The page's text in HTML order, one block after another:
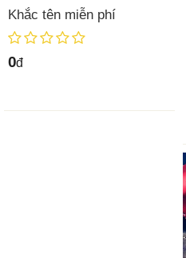
Khắc tên miễn phí
0đ